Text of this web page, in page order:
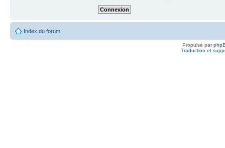
Index du forum
Propulsé par
Traduction et